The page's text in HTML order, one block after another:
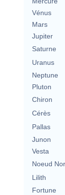
Vénus
Mars
Jupiter
Saturne
Uranus
Neptune
Pluton
Chiron
Cérès
Pallas
Junon
Vesta
Noeud
Lilith
Fortune